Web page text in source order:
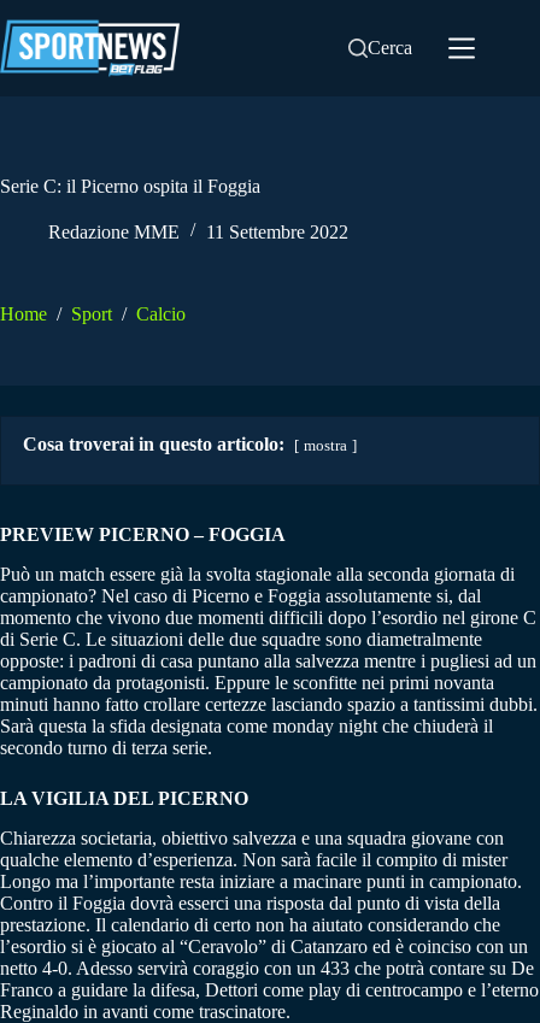
al
contenuto
Cerca
Serie C: il Picerno ospita il Foggia
Redazione MME 11 Settembre 2022
Home / Sport / Calcio
Cosa troverai in questo articolo: mostra
PREVIEW PICERNO – FOGGIA
Può un match essere già la svolta stagionale alla seconda giornata di
campionato? Nel caso di Picerno e Foggia assolutamente si, dal
momento che vivono due momenti difficili dopo l’esordio nel girone C
di Serie C. Le situazioni delle due squadre sono diametralmente
opposte: i padroni di casa puntano alla salvezza mentre i pugliesi ad un
campionato da protagonisti. Eppure le sconfitte nei primi novanta
minuti hanno fatto crollare certezze lasciando spazio a tantissimi dubbi.
Sarà questa la sfida designata come monday night che chiuderà il
secondo turno di terza serie.
LA VIGILIA DEL PICERNO
Chiarezza societaria, obiettivo salvezza e una squadra giovane con
qualche elemento d’esperienza. Non sarà facile il compito di mister
Longo ma l’importante resta iniziare a macinare punti in campionato.
Contro il Foggia dovrà esserci una risposta dal punto di vista della
prestazione. Il calendario di certo non ha aiutato considerando che
l’esordio si è giocato al “Ceravolo” di Catanzaro ed è coinciso con un
netto 4-0. Adesso servirà coraggio con un 433 che potrà contare su De
Franco a guidare la difesa, Dettori come play di centrocampo e l’eterno
Reginaldo in avanti come trascinatore.